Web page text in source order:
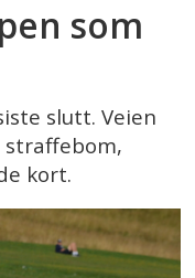
som
slutt. Veien
kort.